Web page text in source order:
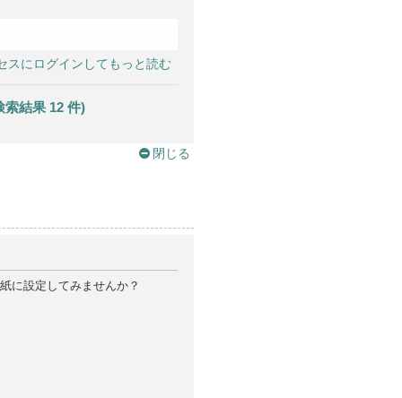
スにログインしてもっと読む
結果 12 件)
閉じる
に設定してみませんか？